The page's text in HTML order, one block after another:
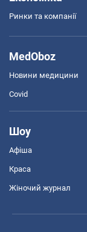
Ринки та компанії
MedOboz
Новини медицини
Covid
Шоу
Афіша
Краса
Жіночий журнал